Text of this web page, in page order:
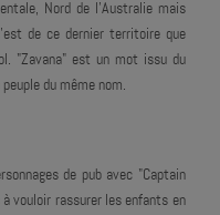
Nord de l'Australie mais
de ce dernier territoire que
"Zavana" est un mot issu du
du même nom.
de pub avec "Captain
vouloir rassurer les enfants en